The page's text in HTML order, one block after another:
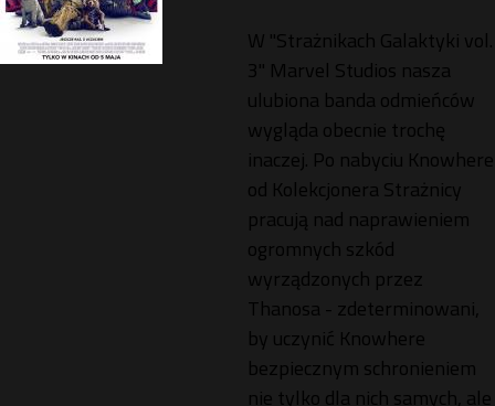
W "Strażnikach Galaktyki vol.
3" Marvel Studios nasza
ulubiona banda odmieńców
wygląda obecnie trochę
inaczej. Po nabyciu Knowhere
od Kolekcjonera Strażnicy
pracują nad naprawieniem
ogromnych szkód
wyrządzonych przez
Thanosa - zdeterminowani,
by uczynić Knowhere
bezpiecznym schronieniem
nie tylko dla nich samych, ale